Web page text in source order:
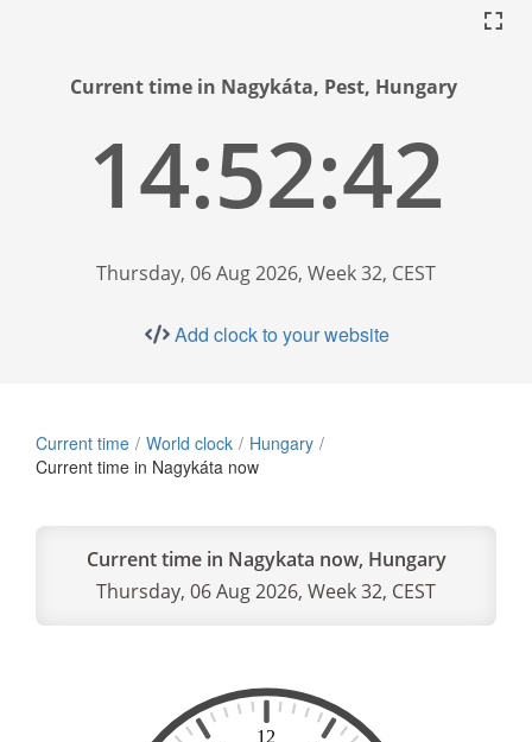
Current time in Nagykáta, Pest, Hungary
14:52:42
Thursday, 06 Aug 2026, Week 32, CEST
Add clock to your website
Current time World clock
Hungary
Current time in Nagykáta now
Current time in Nagykata now, Hungary
Thursday, 06 Aug 2026, Week 32, CEST